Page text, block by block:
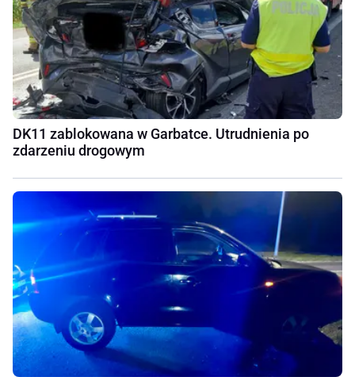
DK11 zablokowana w Garbatce. Utrudnienia po
zdarzeniu drogowym